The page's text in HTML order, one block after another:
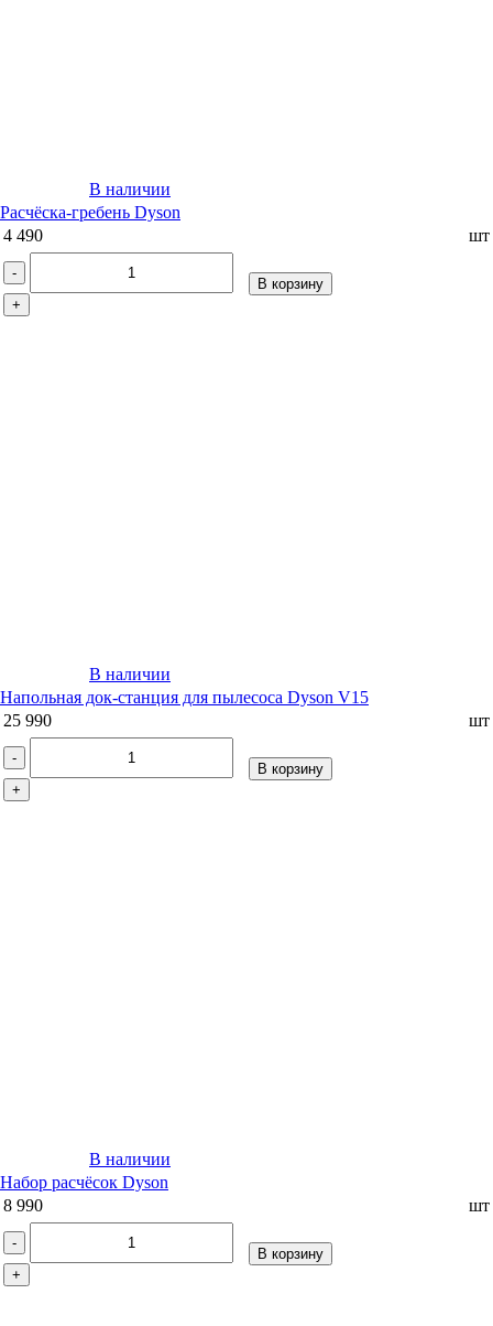
В наличии
Расчёска-гребень Dyson
4 490
шт
-
+
В корзину
В наличии
Напольная док-станция для пылесоса Dyson V15
25 990
шт
-
+
В корзину
В наличии
Набор расчёсок Dyson
8 990
шт
-
+
В корзину